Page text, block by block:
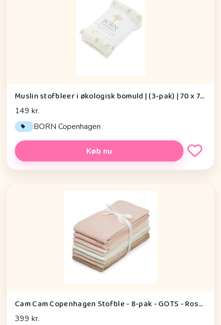
Muslin stofbleer i økologisk bomuld | (3-pak) | 70 x 70 cm | Born Copenhagen, Petit Garden
149 kr.
BORN Copenhagen
Køb nu
Cam Cam Copenhagen Stofble - 8-pak - GOTS - Rose Mix
399 kr.